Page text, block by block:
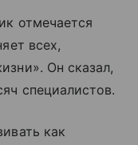
отмечается
всех,
Он сказал,
специалистов.
как